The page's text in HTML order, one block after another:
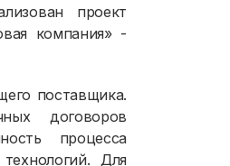
проект
компания» -
поставщика.
договоров
процесса
Для